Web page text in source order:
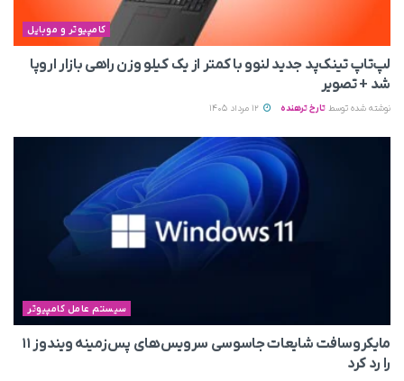
کامپیوتر و موبایل
لپ‌تاپ تینک‌پد جدید لنوو با کمتر از یک کیلو وزن راهی بازار اروپا
شد + تصویر
نوشته شده توسط تارخ ترهنده
سیستم عامل کامپیوتر
مایکروسافت شایعات جاسوسی سرویس‌های پس‌زمینه ویندوز ۱۱
را رد کرد